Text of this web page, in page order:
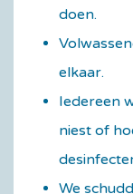
doen.
elkaar.
Iedereen
niest of
We